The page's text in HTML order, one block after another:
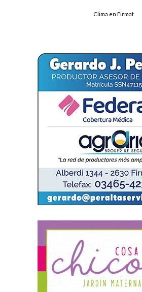
Clima en Firmat